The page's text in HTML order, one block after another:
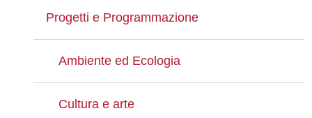
Progetti e Programmazione
Ambiente ed Ecologia
Cultura e arte